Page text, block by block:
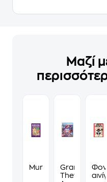
Μαζί
MurdokuGrand
Theft